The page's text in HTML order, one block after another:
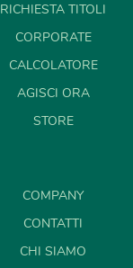
RICHIESTA TITOLI
CORPORATE
CALCOLATORE
AGISCI ORA
STORE
COMPANY
CONTATTI
CHI SIAMO